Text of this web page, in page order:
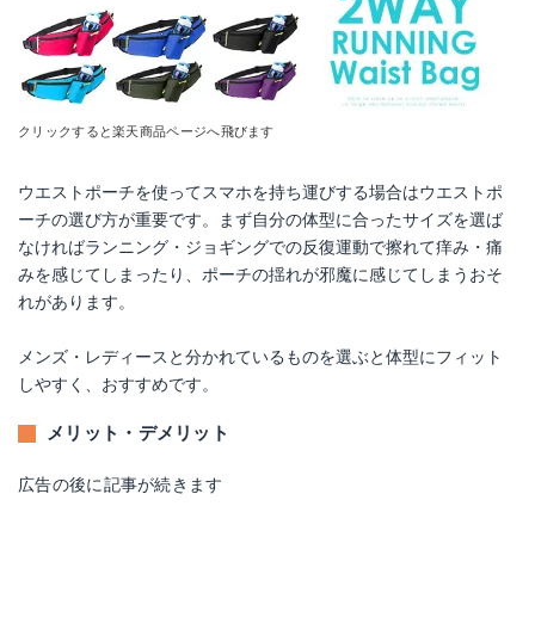
クリックすると楽天商品ページへ飛びます
ウエストポーチを使ってスマホを持ち運びする場合はウエストポ
ーチの選び方が重要です。まず自分の体型に合ったサイズを選ば
なければランニング・ジョギングでの反復運動で擦れて痒み・痛
みを感じてしまったり、ポーチの揺れが邪魔に感じてしまうおそ
れがあります。
メンズ・レディースと分かれているものを選ぶと体型にフィット
しやすく、おすすめです。
メリット・デメリット
広告の後に記事が続きます